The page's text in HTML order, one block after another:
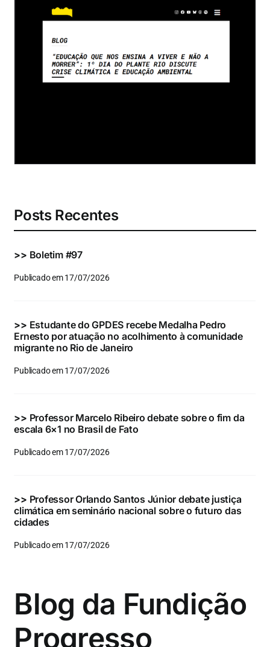
resultados
Posts Recentes
>> Boletim #97
Publicado em 17/07/2026
>> Estudante do GPDES recebe Medalha Pedro
Ernesto por atuação no acolhimento à comunidade
migrante no Rio de Janeiro
Publicado em 17/07/2026
>> Professor Marcelo Ribeiro debate sobre o fim da
escala 6×1 no Brasil de Fato
Publicado em 17/07/2026
>> Professor Orlando Santos Júnior debate justiça
climática em seminário nacional sobre o futuro das
cidades
Publicado em 17/07/2026
Blog da Fundição
Progresso